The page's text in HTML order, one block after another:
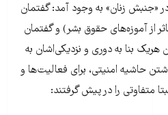
«جنبش زنان» به وجود آمد: گفتمان
از آموزه‌های حقوق بشر) و گفتمان
هریک بنا به دوری و نزدیکی‌اشان به
حاشیه‌ امنیتی، برای فعالیت‌ها و
متفاوتی را در پیش گرفتند: